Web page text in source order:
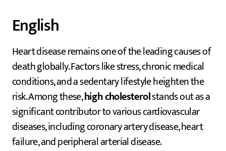
English
Heart disease remains one of the leading causes of
death globally. Factors like stress, chronic medical
conditions, and a sedentary lifestyle heighten the
risk. Among these,high cholesterolstands out as a
significant contributor to various cardiovascular
diseases, including coronary artery disease, heart
failure, and peripheral arterial disease.